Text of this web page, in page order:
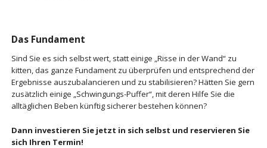
Das Fundament
Sind Sie es sich selbst wert, statt einige „Risse in der Wand“ zu
kitten, das ganze Fundament zu überprüfen und entsprechend der
Ergebnisse auszubalancieren und zu stabilisieren? Hätten Sie gern
zusätzlich einige „Schwingungs-Puffer“, mit deren Hilfe Sie die
alltäglichen Beben künftig sicherer bestehen können?
Dann investieren Sie jetzt in sich selbst und reservieren Sie
sich Ihren Termin!